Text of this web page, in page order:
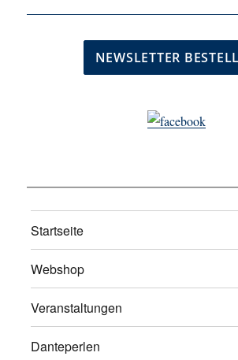
Startseite
Webshop
Veranstaltungen
Danteperlen